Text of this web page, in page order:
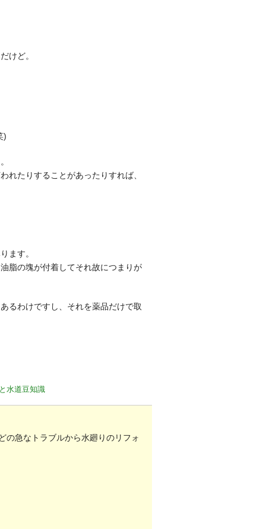
けど。
)
れたりすることがあったりすれば、
ます。
脂の塊が付着してそれ故につまりが
るわけですし、それを薬品だけで取
水道豆知識
の急なトラブルから水廻りのリフォ